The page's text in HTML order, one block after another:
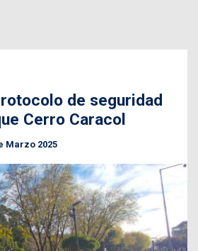
de seguridad
Cerro Caracol
Marzo 2025